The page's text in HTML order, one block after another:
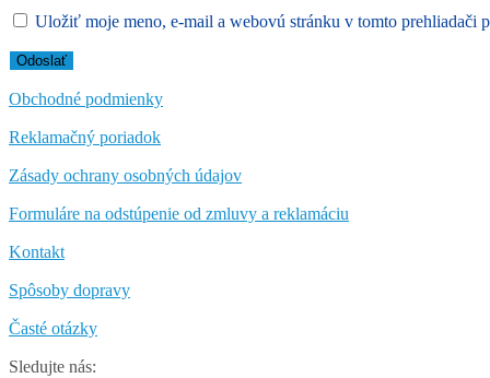
Uložiť moje meno, e-mail a webovú stránku v tomto prehliadači
Obchodné podmienky
Reklamačný poriadok
Zásady ochrany osobných údajov
Formuláre na odstúpenie od zmluvy a reklamáciu
Kontakt
Spôsoby dopravy
Časté otázky
Sledujte nás: